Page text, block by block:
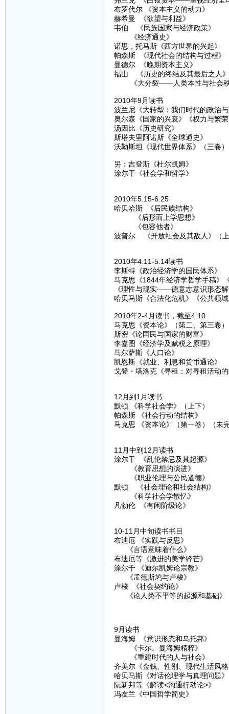
布罗代尔 《资本主义的动力》
赫希曼 《欲望与利益》
韦伯 《民族国家与经济政策》
《经济通史》
诺思，托马斯《西方世界的兴起》
帕森斯 《现代社会的结构与过程》
曼德尔 《晚期资本主义》
福山 《历史的终结及其最后之人》
《大分裂——人类本性与社会秩
2010年9月读书
波兰尼《大转型：我们时代的政治
奥尔森《国家的兴衰》《权力与繁
汤因比《历史研究》
斯塔夫里阿诺斯《全球通史》
沃勒斯坦《现代世界体系》（三卷
另：吉登斯《杜尔凯姆》
涂尔干《社会学和哲学》
2010年5.15-6.25
哈贝哈斯 《后民族结构》
《后形而上学思想》
《包容他者》
波普尔 《开放社会及其敌人》（
2010年4.11-5.14读书
李斯特《政治经济学的国民体系》
马克思《1844年经济学哲学手稿》
《理性与现实——德意志意识形态
哈贝马斯《合法化危机》《公共领
2010年2-4月读书，截至4.10
马克思《资本论》（第二、第三卷）
斯密《论国民与国家的财富》
李嘉图《经济学及赋税之原理》
马尔萨斯《人口论》
凯恩斯《就业、利息和货币通论》
戈登・塔洛克《寻租：对寻租活动
12月到1月读书
默顿 《科学社会学》（上下）
帕森斯 《社会行动的结构》
马克思 《资本论》（第一卷）（未
11月中到12月读书
涂尔干 《乱伦禁忌及其起源》
《教育思想的演进》
《职业伦理与公民道德》
默顿 《社会理论和社会结构》
《科学社会学散忆》
凡勃伦 《有闲阶级论》
10-11月中旬读书书目
布迪厄 《实践与反思》
《言语意味着什么》
布迪厄等《激进的美学锋芒》
涂尔干 《迪尔凯姆论宗教》
《孟德斯鸠与卢梭》
卢梭 《社会契约论》
《论人类不平等的起源和基础》
9月读书
曼海姆 《意识形态和乌托邦》
《卡尔。曼海姆精粹》
《重建时代的人与社会》
齐美尔《金钱、性别、现代生活风
哈贝马斯《对话伦理学与真理问题》
阮新邦等《解读<沟通行动论>》
冯友兰《中国哲学简史》